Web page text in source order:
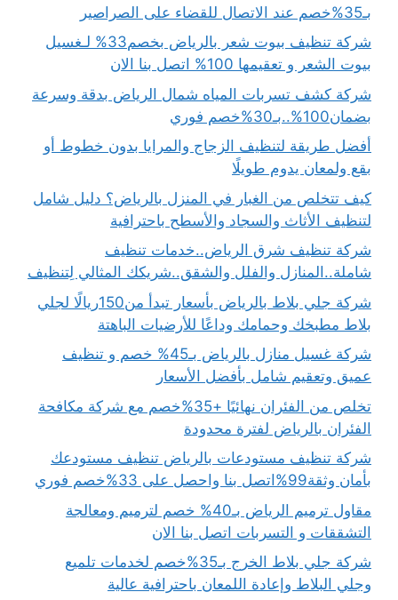
بـ35%خصم عند الاتصال للقضاء على الصراصير
شركة تنظيف بيوت شعر بالرياض بخصم33% لـغسيل
بيوت الشعر و تعقيمها 100% اتصل بنا الان
شركة كشف تسربات المياه شمال الرياض بدقة وسرعة
بضمان100%..بـ30%خصم فوري
أفضل طريقة لتنظيف الزجاج والمرايا بدون خطوط أو
بقع ولمعان يدوم طويلًا
كيف تتخلص من الغبار في المنزل بالرياض؟ دليل شامل
لتنظيف الأثاث والسجاد والأسطح باحترافية
شركة تنظيف شرق الرياض..خدمات تنظيف
شاملة..المنازل والفلل والشقق..شريكك المثالي لِتنظيف
شركة جلي بلاط بالرياض بأسعار تبدأ من150ريالًا لجلي
بلاط مطبخك وحمامك وداعًا للأرضيات الباهتة
شركة غسيل منازل بالرياض بـ45% خصم و تنظيف
عميق وتعقيم شامل بأفضل الأسعار
تخلص من الفئران نهائيًا +35%خصم مع شركة مكافحة
الفئران بالرياض لفترة محدودة
شركة تنظيف مستودعات بالرياض تنظيف مستودعك
بأمان وثقة99%اتصل بنا واحصل على 33%خصم فوري
مقاول ترميم الرياض بـ40% خصم لترميم ومعالجة
التشققات و التسربات اتصل بنا الان
شركة جلي بلاط الخرج بـ35%خصم لخدمات تلميع
وجلي البلاط وإعادة اللمعان باحترافية عالية